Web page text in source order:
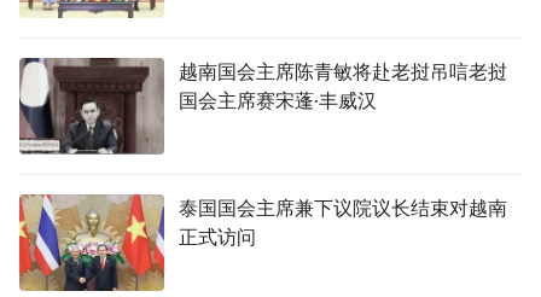
越南国会主席陈青敏将赴老挝吊唁老挝
国会主席赛宋蓬·丰威汉
泰国国会主席兼下议院议长结束对越南
正式访问